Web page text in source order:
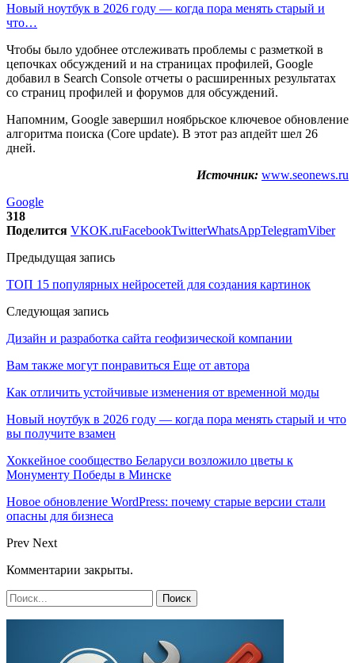
Новый ноутбук в 2026 году — когда пора менять старый и
что…
Чтобы было удобнее отслеживать проблемы с разметкой в
цепочках обсуждений и на страницах профилей, Google
добавил в Search Console отчеты о расширенных результатах
со страниц профилей и форумов для обсуждений.
Напомним, Google завершил ноябрьское ключевое обновление
алгоритма поиска (Core update). В этот раз апдейт шел 26
дней.
Источник: www.seonews.ru
Google
318
Поделится VKOK.ruFacebookTwitterWhatsAppTelegramViber
Предыдущая запись
ТОП 15 популярных нейросетей для создания картинок
Следующая запись
Дизайн и разработка сайта геофизической компании
Вам также могут понравиться Еще от автора
Как отличить устойчивые изменения от временной моды
Новый ноутбук в 2026 году — когда пора менять старый и что
вы получите взамен
Хоккейное сообщество Беларуси возложило цветы к
Монументу Победы в Минске
Новое обновление WordPress: почему старые версии стали
опасны для бизнеса
Prev Next
Комментарии закрыты.